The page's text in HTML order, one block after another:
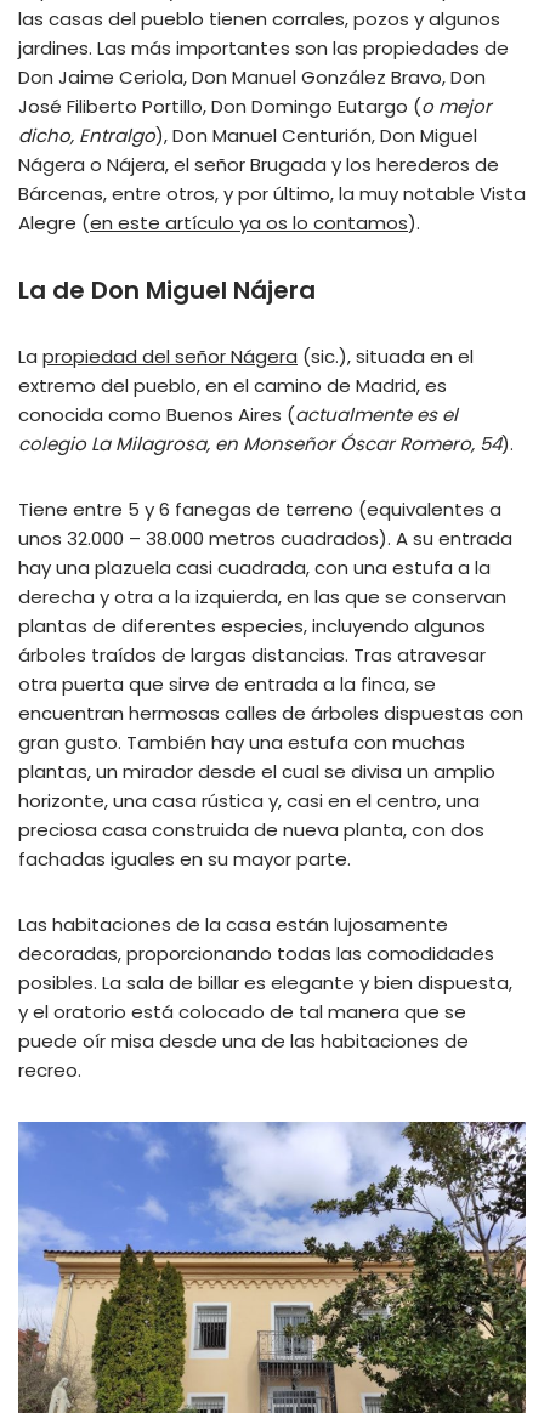
las casas del pueblo tienen corrales, pozos y algunos
jardines. Las más importantes son las propiedades de
Don Jaime Ceriola, Don Manuel González Bravo, Don
José Filiberto Portillo, Don Domingo Eutargo (o mejor
dicho, Entralgo), Don Manuel Centurión, Don Miguel
Nágera o Nájera, el señor Brugada y los herederos de
Bárcenas, entre otros, y por último, la muy notable Vista
Alegre (en este artículo ya os lo contamos).
La de Don Miguel Nájera
La propiedad del señor Nágera (sic.), situada en el
extremo del pueblo, en el camino de Madrid, es
conocida como Buenos Aires (actualmente es el
colegio La Milagrosa, en Monseñor Óscar Romero, 54).
Tiene entre 5 y 6 fanegas de terreno (equivalentes a
unos 32.000 – 38.000 metros cuadrados). A su entrada
hay una plazuela casi cuadrada, con una estufa a la
derecha y otra a la izquierda, en las que se conservan
plantas de diferentes especies, incluyendo algunos
árboles traídos de largas distancias. Tras atravesar
otra puerta que sirve de entrada a la finca, se
encuentran hermosas calles de árboles dispuestas con
gran gusto. También hay una estufa con muchas
plantas, un mirador desde el cual se divisa un amplio
horizonte, una casa rústica y, casi en el centro, una
preciosa casa construida de nueva planta, con dos
fachadas iguales en su mayor parte.
Las habitaciones de la casa están lujosamente
decoradas, proporcionando todas las comodidades
posibles. La sala de billar es elegante y bien dispuesta,
y el oratorio está colocado de tal manera que se
puede oír misa desde una de las habitaciones de
recreo.